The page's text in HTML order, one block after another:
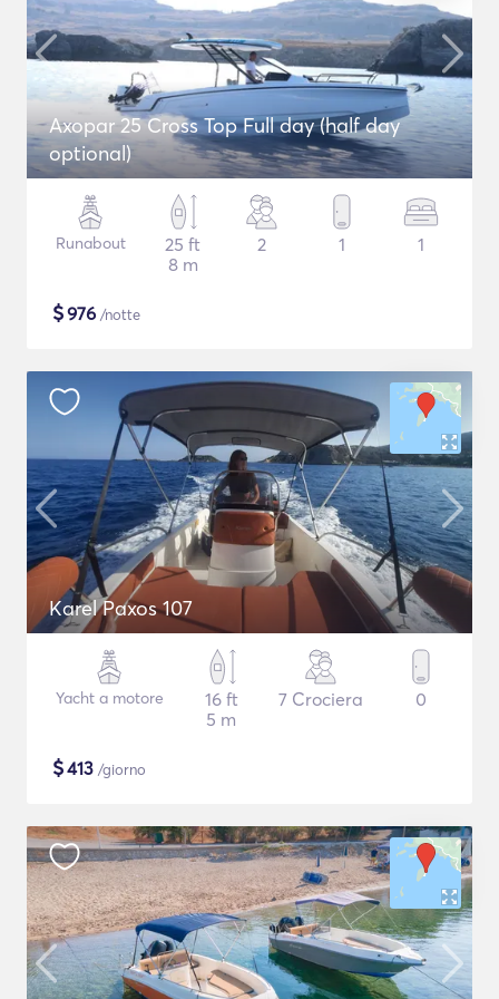
Axopar 25 Cross Top Full day (half day
optional)
Runabout
25 ft
8 m
2 1 1
$976 /notte
Karel Paxos 107
Yacht a motore
16 ft
5 m
7 Crociera 0
$413 /giorno